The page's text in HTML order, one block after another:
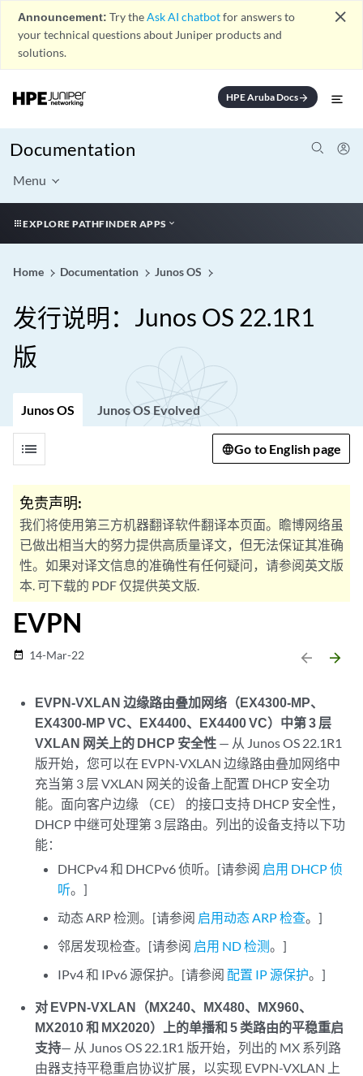
Announcement: Try theAsk AI chatbotfor answers to
your technical questions about Juniper products and
solutions.
close
HPE Aruba Docsarrow_forward
Documentation
Menu
EXPLORE PATHFINDER APPS
Home Documentation Junos OS
发行说明：Junos OS 22.1R1
版
Junos OS Junos OS Evolved
list Go to English page
免责声明:
我们将使用第三方机器翻译软件翻译本页面。瞻博网络虽
已做出相当大的努力提供高质量译文，但无法保证其准确
性。如果对译文信息的准确性有任何疑问，请参阅英文版
本. 可下载的 PDF 仅提供英文版.
EVPN
date_range 14-Mar-22 arrow_backward arrow_forward
EVPN-VXLAN 边缘路由叠加网络（EX4300-MP、
EX4300-MP VC、EX4400、EX4400 VC）中第 3 层
VXLAN 网关上的 DHCP 安全性 — 从 Junos OS 22.1R1
版开始，您可以在 EVPN-VXLAN 边缘路由叠加网络中
充当第 3 层 VXLAN 网关的设备上配置 DHCP 安全功
能。面向客户边缘 （CE） 的接口支持 DHCP 安全性，
DHCP 中继可处理第 3 层路由。列出的设备支持以下功
能：
DHCPv4 和 DHCPv6 侦听。[请参阅 启用 DHCP 侦
听。]
动态 ARP 检测。[请参阅 启用动态 ARP 检查。]
邻居发现检查。[请参阅 启用 ND 检测。]
IPv4 和 IPv6 源保护。[请参阅 配置 IP 源保护。]
对 EVPN-VXLAN（MX240、MX480、MX960、
MX2010 和 MX2020）上的单播和 5 类路由的平稳重启
支持— 从 Junos OS 22.1R1 版开始，列出的 MX 系列路
由器支持平稳重启协议扩展，以实现 EVPN-VXLAN 上